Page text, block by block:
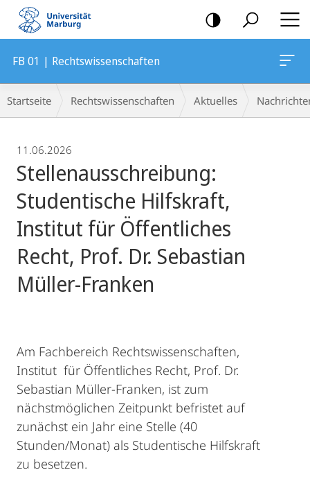
Mobile-
Navigation
FB 01 | Rechtswissenschaften
Breadcrumb-
Navigation
Startseite Rechtswissenschaften Aktuelles
11.06.2026
Stellenausschreibung:
Studentische Hilfskraft,
Institut für Öffentliches
Recht, Prof. Dr. Sebastian
Müller-Franken
Am Fachbereich Rechtswissenschaften,
Institut für Öffentliches Recht, Prof. Dr.
Sebastian Müller-Franken, ist zum
nächstmöglichen Zeitpunkt befristet auf
zunächst ein Jahr eine Stelle (40
Stunden/Monat) als Studentische Hilfskraft
zu besetzen.